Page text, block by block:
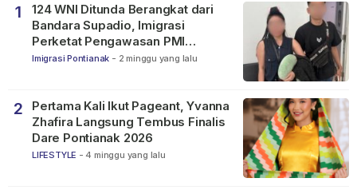
1
124 WNI Ditunda Berangkat dari
Bandara Supadio, Imigrasi
Perketat Pengawasan PMI
Nonprosedural
Imigrasi Pontianak - 2 minggu yang lalu
2
Pertama Kali Ikut Pageant, Yvanna
Zhafira Langsung Tembus Finalis
Dare Pontianak 2026
LIFESTYLE - 4 minggu yang lalu